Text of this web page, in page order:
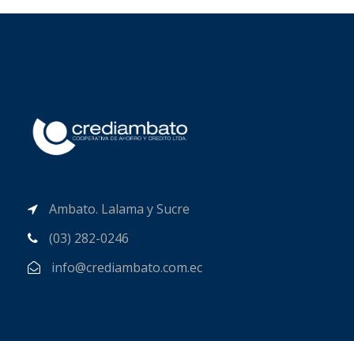
Ambato. Lalama y Sucre
(03) 282-0246
info@crediambato.com.ec